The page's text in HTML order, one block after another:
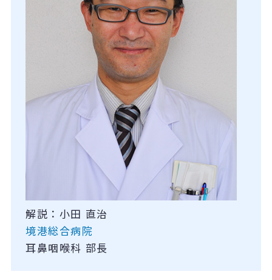
解説：小田 直治
境港総合病院
耳鼻咽喉科 部長